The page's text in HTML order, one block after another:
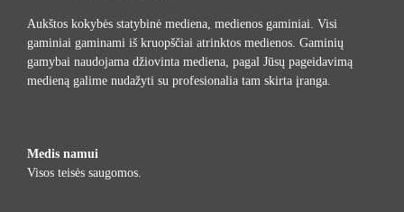
Aukštos kokybės statybinė mediena, medienos gaminiai. Visi
gaminiai gaminami iš kruopščiai atrinktos medienos. Gaminių
gamybai naudojama džiovinta mediena, pagal Jūsų pageidavimą
medieną galime nudažyti su profesionalia tam skirta įranga.
Medis namui
Visos teisės saugomos.